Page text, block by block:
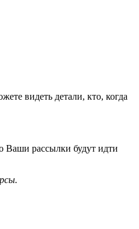
видеть детали, кто, когда
Ваши рассылки будут идти